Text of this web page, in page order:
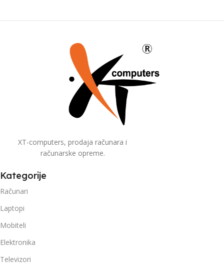
XT-computers, prodaja računara i
računarske opreme.
Kategorije
Računari
Laptopi
Mobiteli
Elektronika
Televizori